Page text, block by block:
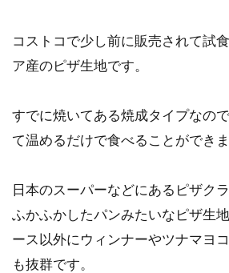
コストコで少し前に販売されて試
ア産のピザ生地です。
すでに焼いてある焼成タイプなの
て温めるだけで食べることができま
日本のスーパーなどにあるピザク
ふかふかしたパンみたいなピザ生
ース以外にウィンナーやツナマヨ
も抜群です。